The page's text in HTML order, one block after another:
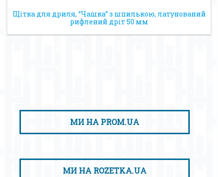
Щітка для дриля, “Чашка” з шпилькою, латунований
рифлений дріт 50 мм
МИ НА PROM.UA
МИ НА ROZETKA.UA